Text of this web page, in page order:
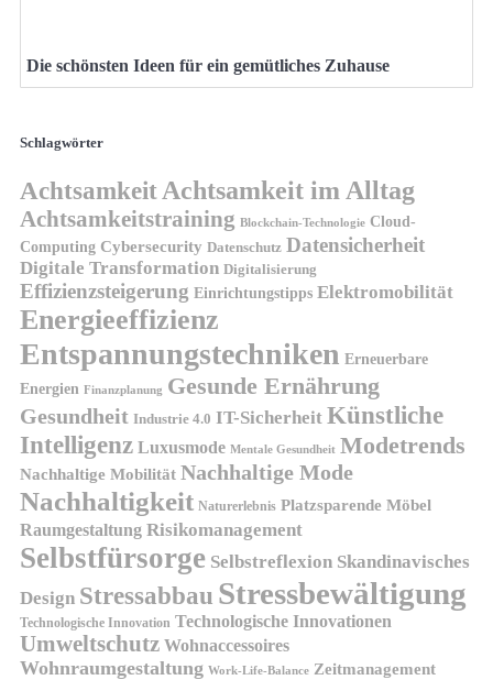
Die schönsten Ideen für ein gemütliches Zuhause
Schlagwörter
AchtsamkeitAchtsamkeit im Alltag
Achtsamkeitstraining Blockchain-Technologie Cloud-
Computing Cybersecurity Datenschutz Datensicherheit
Digitale Transformation Digitalisierung
Effizienzsteigerung Einrichtungstipps Elektromobilität
Energieeffizienz
Entspannungstechniken Erneuerbare
Energien Finanzplanung Gesunde Ernährung
Gesundheit Industrie 4.0 IT-Sicherheit Künstliche
Intelligenz Luxusmode Mentale Gesundheit Modetrends
Nachhaltige Mobilität Nachhaltige Mode
Nachhaltigkeit Naturerlebnis Platzsparende Möbel
Raumgestaltung Risikomanagement
Selbstfürsorge Selbstreflexion Skandinavisches
Design Stressabbau Stressbewältigung
Technologische Innovation Technologische Innovationen
Umweltschutz Wohnaccessoires
Wohnraumgestaltung Work-Life-Balance Zeitmanagement